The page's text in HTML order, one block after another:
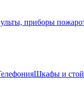
приборы
Шкафы и